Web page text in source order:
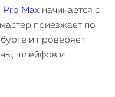
Pro Max начинается с
приезжает по
и проверяет
шлейфов и